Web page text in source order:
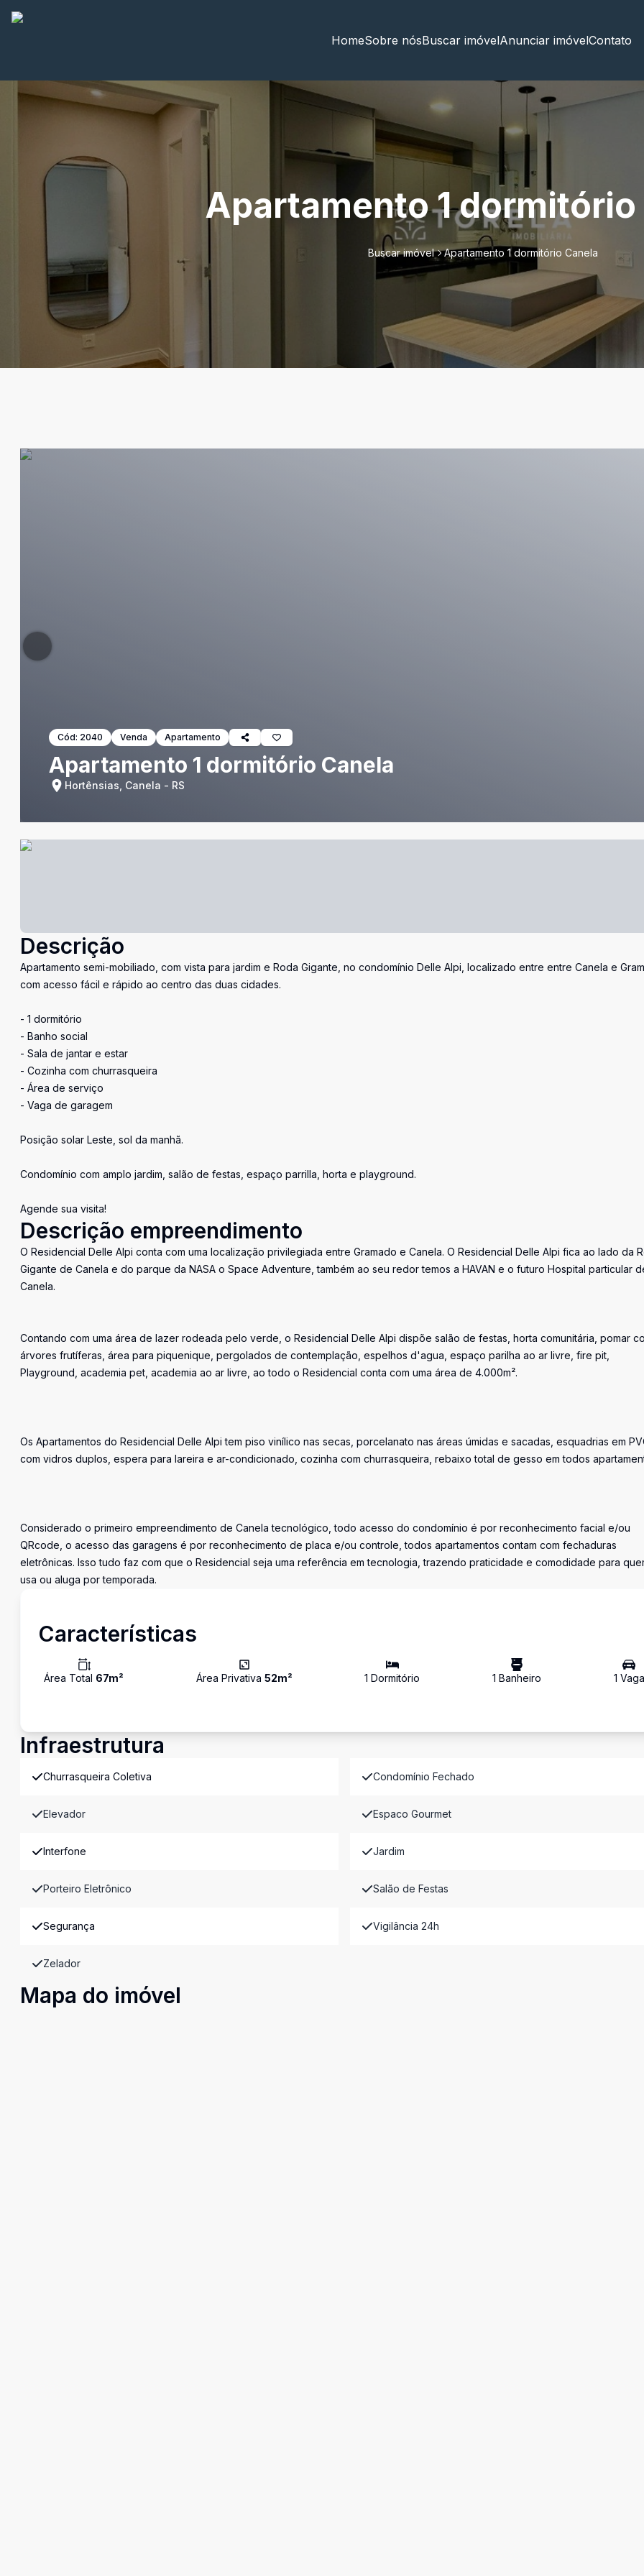
HomeSobre nósBuscar imóvelAnunciar imóvelContato
Apartamento 1 dormitório
Buscar imóvel Apartamento 1 dormitório Canela
Cód: 2040 Venda Apartamento
Apartamento 1 dormitório Canela
Hortênsias, Canela - RS
Descrição
Apartamento semi-mobiliado, com vista para jardim e Roda Gigante, no condomínio Delle Alpi, localizado entre entre Canela e
com acesso fácil e rápido ao centro das duas cidades.
- 1 dormitório
- Banho social
- Sala de jantar e estar
- Cozinha com churrasqueira
- Área de serviço
- Vaga de garagem
Posição solar Leste, sol da manhã.
Condomínio com amplo jardim, salão de festas, espaço parrilla, horta e playground.
Agende sua visita!
Descrição empreendimento
O Residencial Delle Alpi conta com uma localização privilegiada entre Gramado e Canela. O Residencial Delle Alpi fica ao lado da
Gigante de Canela e do parque da NASA o Space Adventure, também ao seu redor temos a HAVAN e o futuro Hospital particular
Canela.
Contando com uma área de lazer rodeada pelo verde, o Residencial Delle Alpi dispõe salão de festas, horta comunitária, pomar
árvores frutíferas, área para piquenique, pergolados de contemplação, espelhos d'agua, espaço parilha ao ar livre, fire pit,
Playground, academia pet, academia ao ar livre, ao todo o Residencial conta com uma área de 4.000m².
Os Apartamentos do Residencial Delle Alpi tem piso vinílico nas secas, porcelanato nas áreas úmidas e sacadas, esquadrias em
com vidros duplos, espera para lareira e ar-condicionado, cozinha com churrasqueira, rebaixo total de gesso em todos
Considerado o primeiro empreendimento de Canela tecnológico, todo acesso do condomínio é por reconhecimento facial e/ou
QRcode, o acesso das garagens é por reconhecimento de placa e/ou controle, todos apartamentos contam com fechaduras
eletrônicas. Isso tudo faz com que o Residencial seja uma referência em tecnologia, trazendo praticidade e comodidade para
usa ou aluga por temporada.
Características
Área Total 67m² Área Privativa 52m² 1 Dormitório 1 Banheiro 1 Vaga
Infraestrutura
Churrasqueira Coletiva Condomínio Fechado
Elevador Espaco Gourmet
Interfone Jardim
Porteiro Eletrônico Salão de Festas
Segurança Vigilância 24h
Zelador
Mapa do imóvel